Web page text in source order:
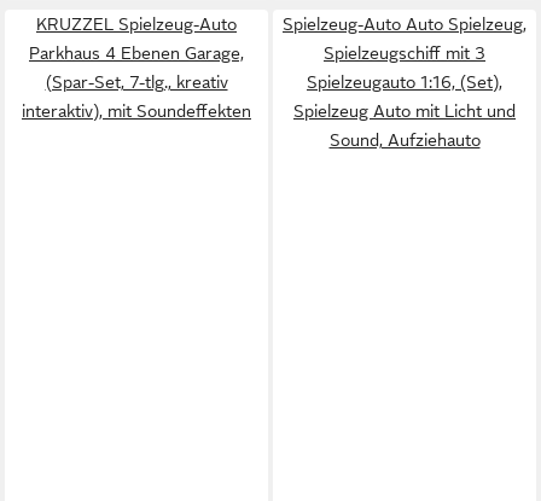
KRUZZEL Spielzeug-Auto
Parkhaus 4 Ebenen Garage,
(Spar-Set, 7-tlg., kreativ
interaktiv), mit Soundeffekten
Spielzeug-Auto Auto Spielzeug,
Spielzeugschiff mit 3
Spielzeugauto 1:16, (Set),
Spielzeug Auto mit Licht und
Sound, Aufziehauto